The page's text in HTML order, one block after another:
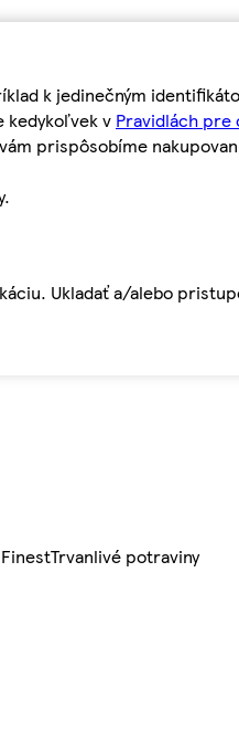
k jedinečným
kedykoľvek v Pravidlách pre
prispôsobíme
Ukladať a/alebo
Trvanlivé potraviny